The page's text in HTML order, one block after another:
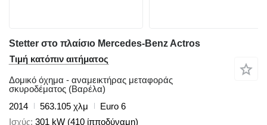
Stetter στο πλαίσιο Mercedes-Benz Actros
Τιμή κατόπιν αιτήματος
Δομικό όχημα - αναμεικτήρας μεταφοράς
σκυροδέματος (Βαρέλα)
2014
563.105 χλμ
Euro 6
Ισχύς 301 kW (410 ίπποδύναμη)